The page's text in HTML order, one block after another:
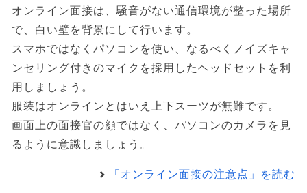
オンライン面接は、騒音がない通信環境が整った場所
で、白い壁を背景にして行います。
スマホではなくパソコンを使い、なるべくノイズキャ
ンセリング付きのマイクを採用したヘッドセットを利
用しましょう。
服装はオンラインとはいえ上下スーツが無難です。
画面上の面接官の顔ではなく、パソコンのカメラを見
るように意識しましょう。
「オンライン面接の注意点」を読む